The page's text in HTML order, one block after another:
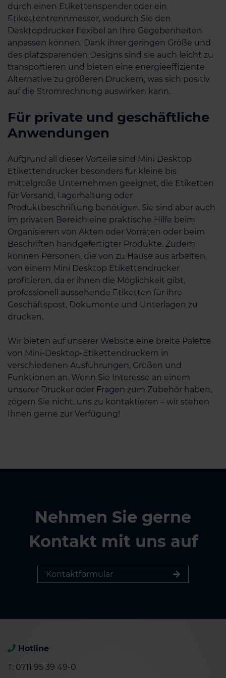
durch einen Etikettenspender oder ein
Etikettentrennmesser, wodurch Sie den
Desktopdrucker flexibel an Ihre Gegebenheiten
anpassen können. Dank ihrer geringen Größe und
des platzsparenden Designs sind sie auch leicht zu
transportieren und bieten eine energieeffiziente
Alternative zu größeren Druckern, was sich positiv
auf die Stromrechnung auswirken kann.
Für private und geschäftliche
Anwendungen
Aufgrund all dieser Vorteile sind Mini Desktop
Etikettendrucker besonders für kleine bis
mittelgroße Unternehmen geeignet, die Etiketten
für Versand, Lagerhaltung oder
Produktbeschriftung benötigen. Sie sind aber auch
im privaten Bereich eine praktische Hilfe beim
Organisieren von Akten oder Vorräten oder beim
Beschriften handgefertigter Produkte. Zudem
können Personen, die von zu Hause aus arbeiten,
von einem Mini Desktop Etikettendrucker
profitieren, da er ihnen die Möglichkeit gibt,
professionell aussehende Etiketten für ihre
Geschäftspost, Dokumente und Unterlagen zu
drucken.
Wir bieten auf unserer Website eine breite Palette
von Mini-Desktop-Etikettendruckern in
verschiedenen Ausführungen, Größen und
Funktionen an. Wenn Sie Interesse an einem
unserer Drucker oder Fragen zum Zubehör haben,
zögern Sie nicht, uns zu kontaktieren – wir stehen
Ihnen gerne zur Verfügung!
Nehmen Sie gerne
Kontakt mit uns auf
Kontaktformular
Hotline
T: 0711 95 39 49-0